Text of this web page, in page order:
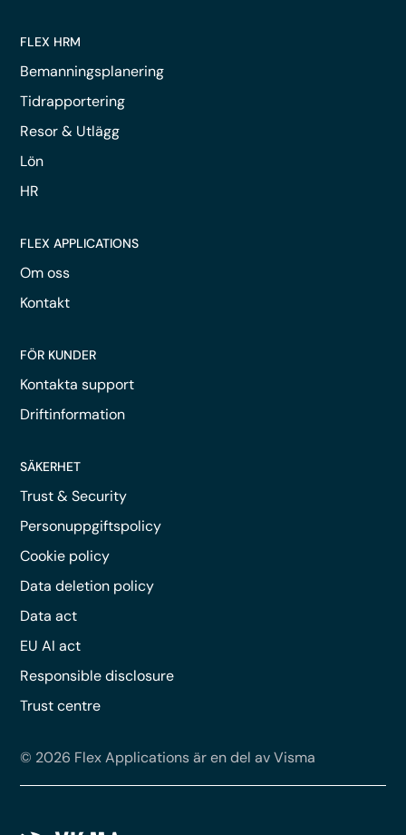
FLEX HRM
Bemanningsplanering
Tidrapportering
Resor & Utlägg
Lön
HR
FLEX APPLICATIONS
Om oss
Kontakt
FÖR KUNDER
Kontakta support
Driftinformation
SÄKERHET
Trust & Security
Personuppgiftspolicy
Cookie policy
Data deletion policy
Data act
EU AI act
Responsible disclosure
Trust centre
© 2026 Flex Applications är en del av Visma